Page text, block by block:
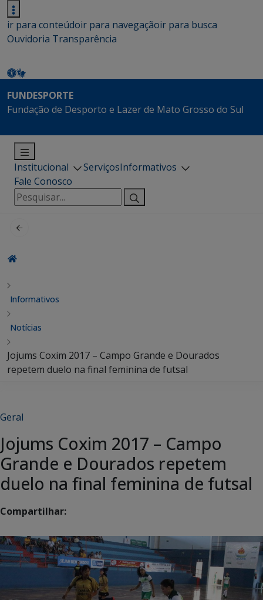
ir para conteúdoir para navegaçãoir para busca
Ouvidoria Transparência
FUNDESPORTE
Fundação de Desporto e Lazer de Mato Grosso do Sul
Institucional ServiçosInformativos
Fale Conosco
Pesquisar
por:
Informativos
Notícias
Jojums Coxim 2017 – Campo Grande e Dourados
repetem duelo na final feminina de futsal
Geral
Jojums Coxim 2017 – Campo
Grande e Dourados repetem
duelo na final feminina de futsal
Compartilhar: